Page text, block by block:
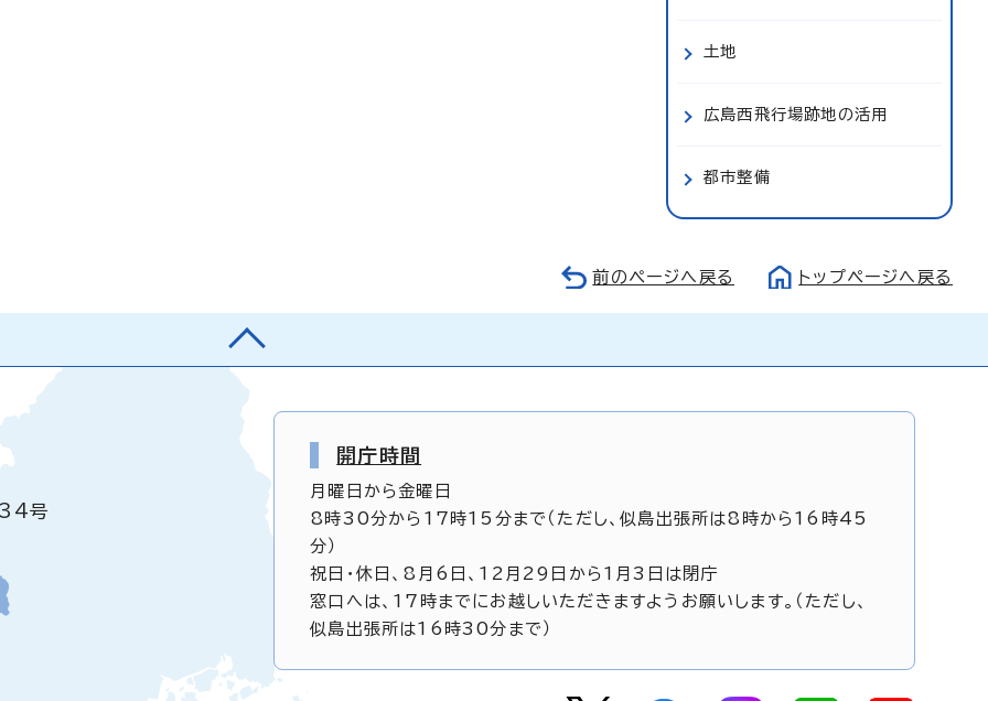
土地
広島西飛行場跡地の活用
都市整備
前のページへ戻る トップページへ戻る
号
開庁時間
月曜日から金曜日
8時30分から17時15分まで（ただし、似島出張所は8時から16時45
分）
祝日・休日、8月6日、12月29日から1月3日は閉庁
窓口へは、17時までにお越しいただきますようお願いします。（ただし、
似島出張所は16時30分まで）